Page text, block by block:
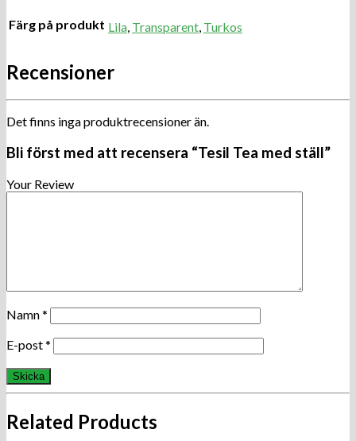
Färg på produkt Lila, Transparent, Turkos
Recensioner
Det finns inga produktrecensioner än.
Bli först med att recensera “Tesil Tea med ställ”
Your Review
Namn*
E-post*
Related Products